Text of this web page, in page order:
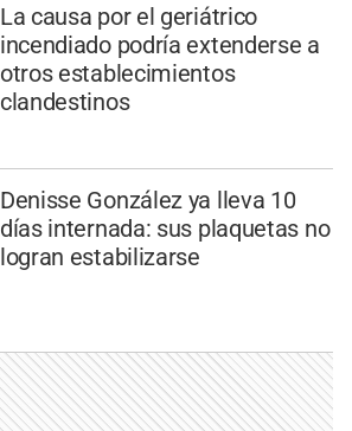
La causa por el geriátrico
incendiado podría extenderse a
otros establecimientos
clandestinos
Denisse González ya lleva 10
días internada: sus plaquetas no
logran estabilizarse